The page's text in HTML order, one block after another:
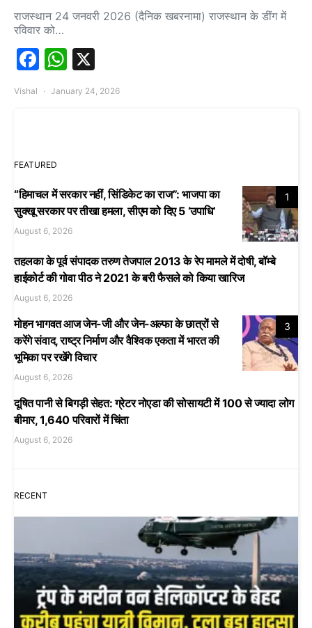
राजस्थान 24 जनवरी 2026 (दैनिक खबरनामा) राजस्थान के डींग में
रविवार को…
Facebook
WhatsApp
Vishal January 24, 2026
FEATURED
1
“हिमाचल में सरकार नहीं, सिंडिकेट का राज”: भाजपा का
सुक्खू सरकार पर तीखा हमला, सीएम को दिए 5 ‘उपाधि’
August 6, 2026
तहलका के पूर्व संपादक तरुण तेजपाल 2013 के रेप मामले में दोषी, बॉम्बे
हाईकोर्ट की गोवा पीठ ने 2021 के बरी फैसले को किया खारिज
August 6, 2026
3
मोहन भागवत आज जेन-जी और जेन-अल्फा के छात्रों से
करेंगे संवाद, राष्ट्र निर्माण और वैश्विक एकता में भारत की
भूमिका पर रखेंगे विचार
August 6, 2026
दूषित पानी से बिगड़ी सेहत: ग्रेटर नोएडा की सोसायटी में 100 से ज्यादा लोग
बीमार, 1,640 परिवारों में चिंता
August 6, 2026
RECENT